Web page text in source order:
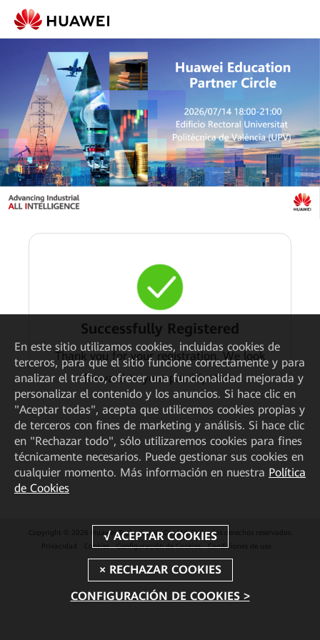
Successfully Registered
Thank you for your registration. We look
forward to your participation.
Copyright © 2026 Huawei Technologies Co., Ltd. Todos los derechos reservados.
Privacidad
Cookies Configuración de Cookies Condiciones de uso
En este sitio utilizamos cookies, incluidas cookies de
terceros, para que el sitio funcione correctamente y para
analizar el tráfico, ofrecer una funcionalidad mejorada y
personalizar el contenido y los anuncios. Si hace clic en
"Aceptar todas", acepta que utilicemos cookies propias y
de terceros con fines de marketing y análisis. Si hace clic
en "Rechazar todo", sólo utilizaremos cookies para fines
técnicamente necesarios. Puede gestionar sus cookies en
cualquier momento. Más información en nuestra Política
de Cookies
CONFIGURACIÓN DE COOKIES >